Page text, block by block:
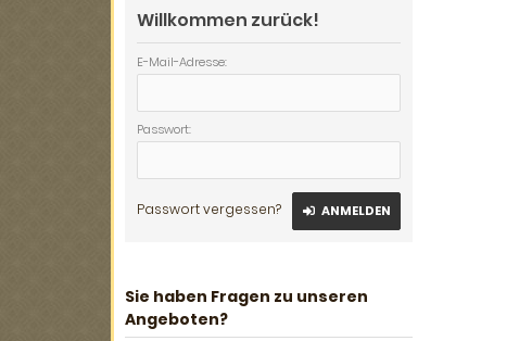
Willkommen zurück!
E-Mail-Adresse:
Passwort:
Passwort vergessen? ANMELDEN
Sie haben Fragen zu unseren
Angeboten?